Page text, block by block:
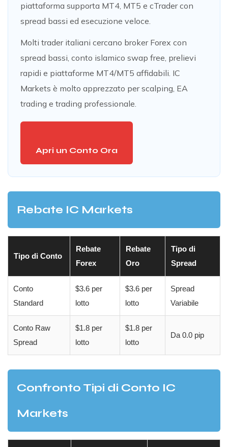
piattaforma supporta MT4, MT5 e cTrader con
spread bassi ed esecuzione veloce.
Molti trader italiani cercano broker Forex con
spread bassi, conto islamico swap free, prelievi
rapidi e piattaforme MT4/MT5 affidabili. IC
Markets è molto apprezzato per scalping, EA
trading e trading professionale.
Apri un Conto Ora
Rebate IC Markets
Tipo di Conto
Rebate
Forex
Rebate
Oro
Tipo di
Spread
Conto
Standard
$3.6 per
lotto
$3.6 per
lotto
Spread
Variabile
Conto Raw
Spread
$1.8 per
lotto
$1.8 per
lotto
Da 0.0 pip
Confronto Tipi di Conto IC
Markets